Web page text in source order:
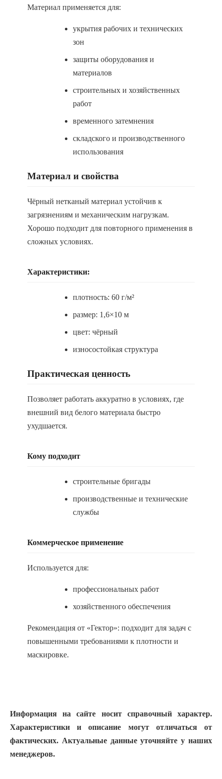
Материал применяется для:
укрытия рабочих и технических
зон
защиты оборудования и
материалов
строительных и хозяйственных
работ
временного затемнения
складского и производственного
использования
Материал и свойства
Чёрный нетканый материал устойчив к
загрязнениям и механическим нагрузкам.
Хорошо подходит для повторного применения в
сложных условиях.
Характеристики:
плотность: 60 г/м²
размер: 1,6×10 м
цвет: чёрный
износостойкая структура
Практическая ценность
Позволяет работать аккуратно в условиях, где
внешний вид белого материала быстро
ухудшается.
Кому подходит
строительные бригады
производственные и технические
службы
Коммерческое применение
Используется для:
профессиональных работ
хозяйственного обеспечения
Рекомендация от «Гектор»: подходит для задач с
повышенными требованиями к плотности и
маскировке.
Информация на сайте носит справочный характер.
Характеристики и описание могут отличаться от
фактических. Актуальные данные уточняйте у наших
менеджеров.